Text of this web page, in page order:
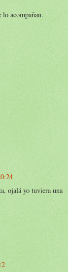
acompañan.
ojalá yo tuviera una